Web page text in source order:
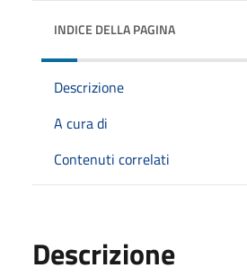
INDICE DELLA PAGINA
Descrizione
A cura di
Contenuti correlati
Descrizione